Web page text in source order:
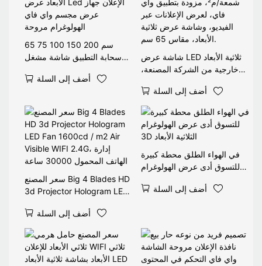
65 75 100 150 200 سم
سحابة التطبيق شاشة مشغل
الأبعاد عرض Led الإعلان جهاز
الهولوغرام مروحة
أضف إلى السلة
شاشة عرض LED ثلاثية الأبعاد
خارجية من الشركة المصنعة،
مزودة بتطبيق واي فاي، لعرض
الإعلانات عبر الفيديو، وشاشة
عرض ثلاثية الأبعاد، مقاس 65
سم.
أضف إلى السلة
سعر المصنع Big 4 Blades HD
3d Projector Hologram LED
WIFI 2.4G، إدارة الهاتف
أضف إلى السلة
في الهواء الطلق محطة كبيرة
للتسوق أدى عرض الهولوغرام
أضف إلى السلة